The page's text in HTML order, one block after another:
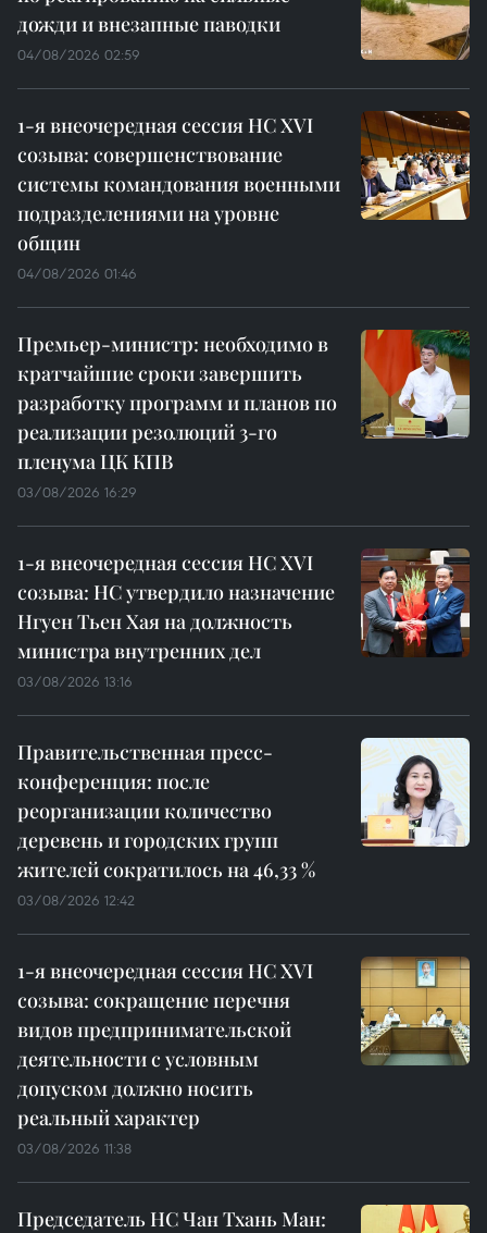
дожди и внезапные паводки
04/08/2026 02:59
1-я внеочередная сессия НС XVI
созыва: совершенствование
системы командования военными
подразделениями на уровне
общин
04/08/2026 01:46
Премьер-министр: необходимо в
кратчайшие сроки завершить
разработку программ и планов по
реализации резолюций 3-го
пленума ЦК КПВ
03/08/2026 16:29
1-я внеочередная сессия НС XVI
созыва: НС утвердило назначение
Нгуен Тьен Хая на должность
министра внутренних дел
03/08/2026 13:16
Правительственная пресс-
конференция: после
реорганизации количество
деревень и городских групп
жителей сократилось на 46,33 %
03/08/2026 12:42
1-я внеочередная сессия НС XVI
созыва: сокращение перечня
видов предпринимательской
деятельности с условным
допуском должно носить
реальный характер
03/08/2026 11:38
Председатель НС Чан Тхань Ман: